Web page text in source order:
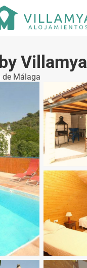
Villamya
de Málaga